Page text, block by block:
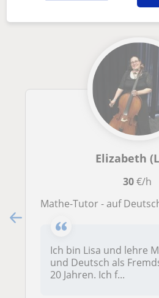
Elizabeth
30€/h
Mathe-Tutor - auf Deutsch und oder
Ich bin Lisa und lehre
und Deutsch als
20 Jahren. Ich f...